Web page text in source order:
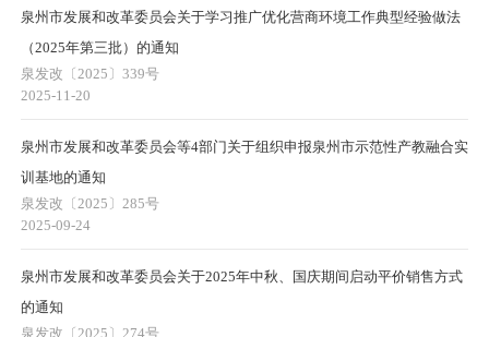
泉州市发展和改革委员会关于学习推广优化营商环境工作典型经验做法
（2025年第三批）的通知
泉发改〔2025〕339号
2025-11-20
泉州市发展和改革委员会等4部门关于组织申报泉州市示范性产教融合实
训基地的通知
泉发改〔2025〕285号
2025-09-24
泉州市发展和改革委员会关于2025年中秋、国庆期间启动平价销售方式
的通知
泉发改〔2025〕274号